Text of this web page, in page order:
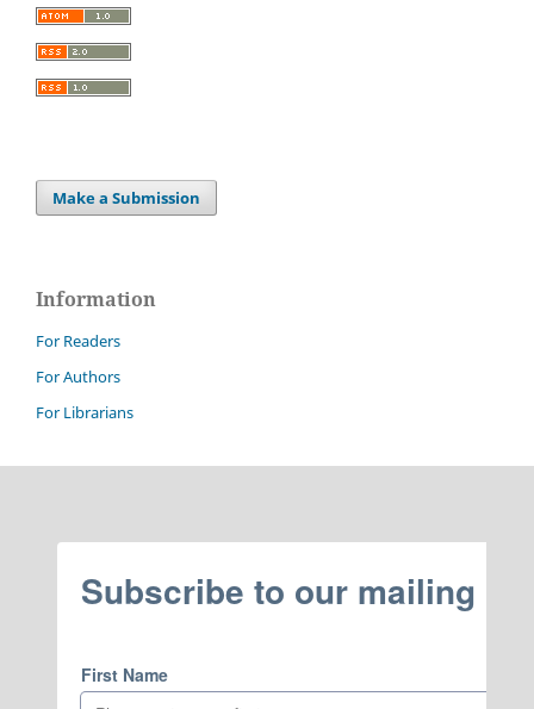
Make a Submission
Information
For Readers
For Authors
For Librarians